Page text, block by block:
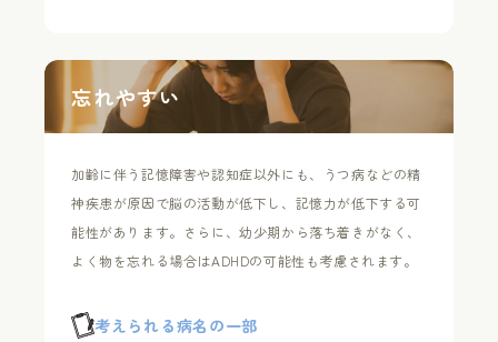
加齢に伴う記憶障害や認知症以外にも、うつ病などの精
神疾患が原因で脳の活動が低下し、記憶力が低下する可
能性があります。さらに、幼少期から落ち着きがなく、
よく物を忘れる場合はADHDの可能性も考慮されます。
考えられる病名の一部
忘れやすい